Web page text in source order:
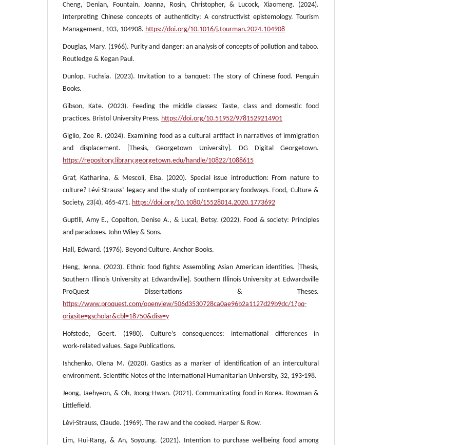
Cheng, Denian, Fountain, Joanna, Rosin, Christopher, & Lucock, Xiaomeng. (2024).
Interpreting Chinese concepts of authenticity: A constructivist epistemology. Tourism
Management, 103, 104908. https://doi.org/10.1016/j.tourman.2024.104908
Douglas, Mary. (1966). Purity and danger: an analysis of concepts of pollution and taboo.
Routledge & Kegan Paul.
Dunlop, Fuchsia. (2023). Invitation to a banquet: The story of Chinese food. Penguin
Books.
Gibson, Kate. (2023). Feeding the middle classes: Taste, class and domestic food
practices. Bristol University Press. https://doi.org/10.51952/9781529214901
Giglio, Zoe R. (2024). Examining food as a cultural artifact in narratives of immigration
and displacement. [Thesis, Georgetown University]. DG Digital Georgetown.
https://repository.library.georgetown.edu/handle/10822/1088615
Graf, Katharina, & Mescoli, Elsa. (2020). Special issue introduction: From nature to
culture? Lévi-Strauss’ legacy and the study of contemporary foodways. Food, Culture &
Society, 23(4), 465-471. https://doi.org/10.1080/15528014.2020.1773692
Guptill, Amy E., Copelton, Denise A., & Lucal, Betsy. (2022). Food & society: Principles
and paradoxes. John Wiley & Sons.
Hall, Edward. (1976). Beyond Culture. Anchor Books.
Heng, Jenna. (2023). Ethnic food fights: Assembling Asian American identities. [Thesis,
Southern Illinois University at Edwardsville]. Southern Illinois University at Edwardsville
ProQuest Dissertations & Theses.
https://www.proquest.com/openview/506d3530728ca0ae96b2a1127d29b9dc/1?pq-
origsite=gscholar&cbl=18750&diss=y
Hofstede, Geert. (1980). Culture’s consequences: international differences in
work‑related values. Sage Publications.
Ishchenko, Olena M. (2020). Gastics as a marker of identification of an intercultural
environment. Scientific Notes of the International Humanitarian University, 32, 193-198.
Jeong, Jaehyeon, & Oh, Joong-Hwan. (2021). Communicating food in Korea. Rowman &
Littlefield.
Lévi-Strauss, Claude. (1969). The raw and the cooked. Harper & Row.
Lim, Hui-Rang, & An, Soyoung. (2021). Intention to purchase wellbeing food among